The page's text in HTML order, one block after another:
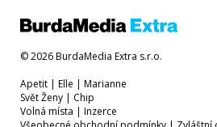
© 2026 BurdaMedia Extra s.r.o.
Apetit | Elle | Marianne
Svět Ženy | Chip
Volná místa | Inzerce